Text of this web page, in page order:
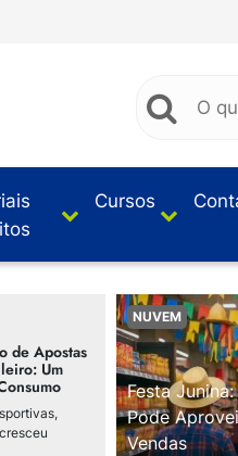
Cursos
de Apostas
Um
NUVEM
Festa
Pode
Vendas